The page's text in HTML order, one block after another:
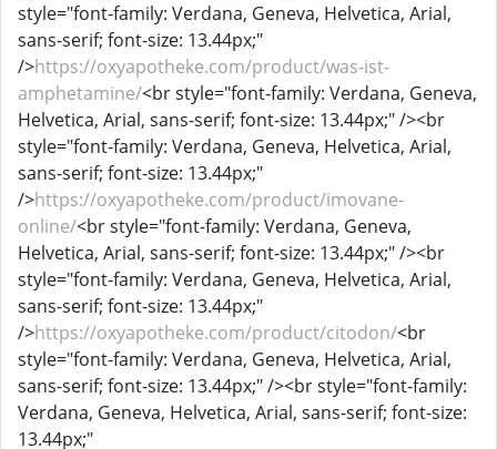
style="font-family: Verdana, Geneva, Helvetica, Arial,
sans-serif; font-size: 13.44px;"
/>https://oxyapotheke.com/product/was-ist-
amphetamine/<br style="font-family: Verdana, Geneva,
Helvetica, Arial, sans-serif; font-size: 13.44px;" /><br
style="font-family: Verdana, Geneva, Helvetica, Arial,
sans-serif; font-size: 13.44px;"
/>https://oxyapotheke.com/product/imovane-
online/<br style="font-family: Verdana, Geneva,
Helvetica, Arial, sans-serif; font-size: 13.44px;" /><br
style="font-family: Verdana, Geneva, Helvetica, Arial,
sans-serif; font-size: 13.44px;"
/>https://oxyapotheke.com/product/citodon/<br
style="font-family: Verdana, Geneva, Helvetica, Arial,
sans-serif; font-size: 13.44px;" /><br style="font-family:
Verdana, Geneva, Helvetica, Arial, sans-serif; font-size:
13.44px;"